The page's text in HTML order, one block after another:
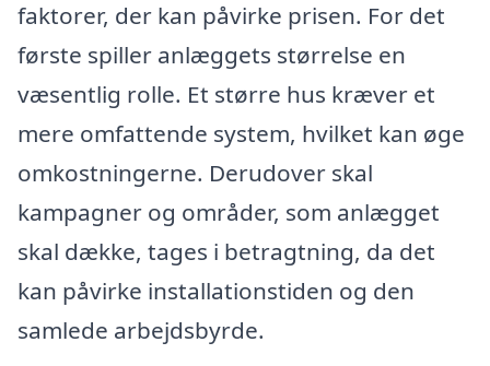
faktorer, der kan påvirke prisen. For det
første spiller anlæggets størrelse en
væsentlig rolle. Et større hus kræver et
mere omfattende system, hvilket kan øge
omkostningerne. Derudover skal
kampagner og områder, som anlægget
skal dække, tages i betragtning, da det
kan påvirke installationstiden og den
samlede arbejdsbyrde.